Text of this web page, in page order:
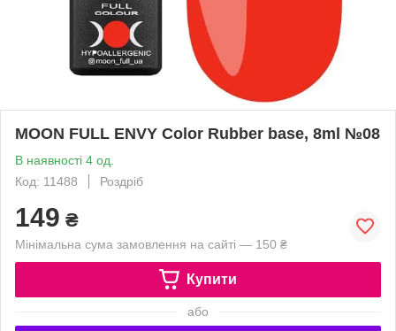
MOON FULL ENVY Color Rubber base, 8ml №08
В наявності 4 од.
Код: 11488
Роздріб
149 ₴
Мінімальна сума замовлення на сайті — 150 ₴
Купити
або